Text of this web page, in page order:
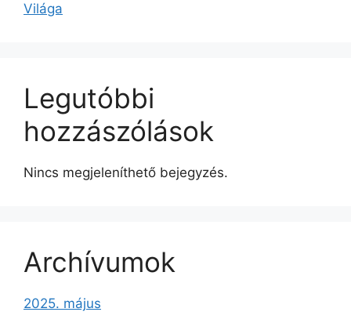
Világa
Legutóbbi
hozzászólások
Nincs megjeleníthető bejegyzés.
Archívumok
2025. május